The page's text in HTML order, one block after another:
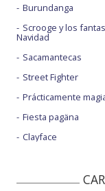
Burundanga
Scrooge y los
Navidad
Sacamantecas
Street Fighter
Prácticamente
Fiesta pagäna
Clayface